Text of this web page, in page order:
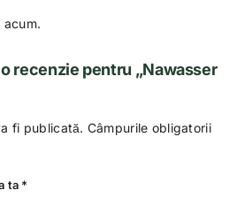
acum.
recenzie pentru „Nawasser
fi publicată. Câmpurile obligatorii
ta *